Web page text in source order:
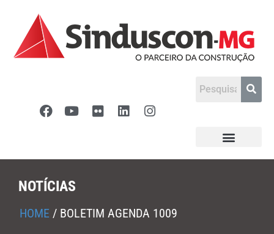
NOTÍCIAS
HOME / BOLETIM AGENDA 1009